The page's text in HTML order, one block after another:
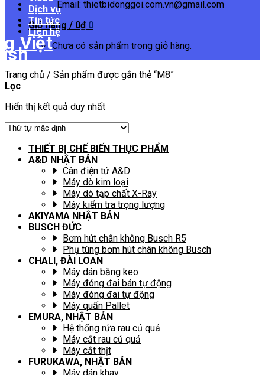
Email: thietbidonggoi.com.vn@gmail.com
Giỏ hàng / 0₫ 0
Chưa có sản phẩm trong giỏ hàng.
Dịch vụ
Tin tức
Liên hệ
Trang chủ / Sản phẩm được gắn thẻ “M8”
Lọc
Hiển thị kết quả duy nhất
THIẾT BỊ CHẾ BIẾN THỰC PHẨM
A&D NHẬT BẢN
Cân điện tử A&D
Máy dò kim loại
Máy dò tạp chất X-Ray
Máy kiểm tra trọng lượng
AKIYAMA NHẬT BẢN
BUSCH ĐỨC
Bơm hút chân không Busch R5
Phụ tùng bơm hút chân không Busch
CHALI, ĐÀI LOAN
Máy dán băng keo
Máy đóng đai bán tự động
Máy đóng đai tự động
Máy quấn Pallet
EMURA, NHẬT BẢN
Hệ thống rửa rau củ quả
Máy cắt rau củ quả
Máy cắt thịt
FURUKAWA, NHẬT BẢN